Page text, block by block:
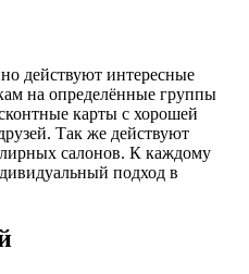
действуют интересные
на определённые группы
карты с хорошей
Так же действуют
салонов. К каждому
подход в